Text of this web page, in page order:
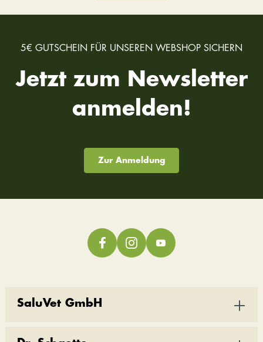
5€ GUTSCHEIN FÜR UNSEREN WEBSHOP SICHERN
Jetzt zum Newsletter
anmelden!
Zur Anmeldung
SaluVet GmbH